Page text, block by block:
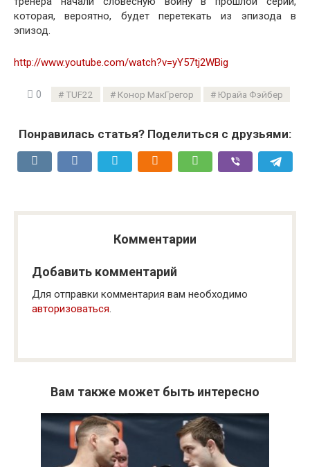
которая, вероятно, будет перетекать из эпизода в
эпизод.
http://www.youtube.com/watch?v=yY57tj2WBig
0 TUF22 Конор МакГрегор Юрайа Фэйбер
Понравилась статья? Поделиться с друзьями:
Комментарии
Добавить комментарий
Для отправки комментария вам необходимо
авторизоваться.
Вам также может быть интересно